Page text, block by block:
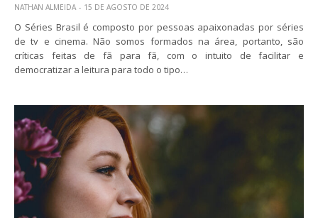
NATHAN ALMEIDA 15 DE AGOSTO DE 2024
O Séries Brasil é composto por pessoas apaixonadas por séries
de tv e cinema. Não somos formados na área, portanto, são
críticas feitas de fã para fã, com o intuito de facilitar e
democratizar a leitura para todo o tipo…